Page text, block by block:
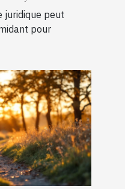
juridique peut
pour